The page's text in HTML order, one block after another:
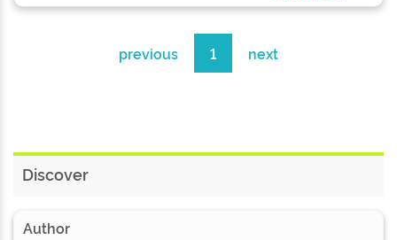
previous 1 next
Discover
Author